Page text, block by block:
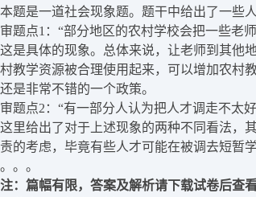
本题是一道社会现象题。题干中给出了一些
审题点1：“部分地区的农村学校会把一些老
这是具体的现象。总体来说，让老师到其他
村教学资源被合理使用起来，可以增加农村
还是非常不错的一个政策。
审题点2：“有一部分人认为把人才调走不太
这里给出了对于上述现象的两种不同看法，
责的考虑，毕竟有些人才可能在被调去短暂
。。。
注：篇幅有限，答案及解析请下载试卷后查看